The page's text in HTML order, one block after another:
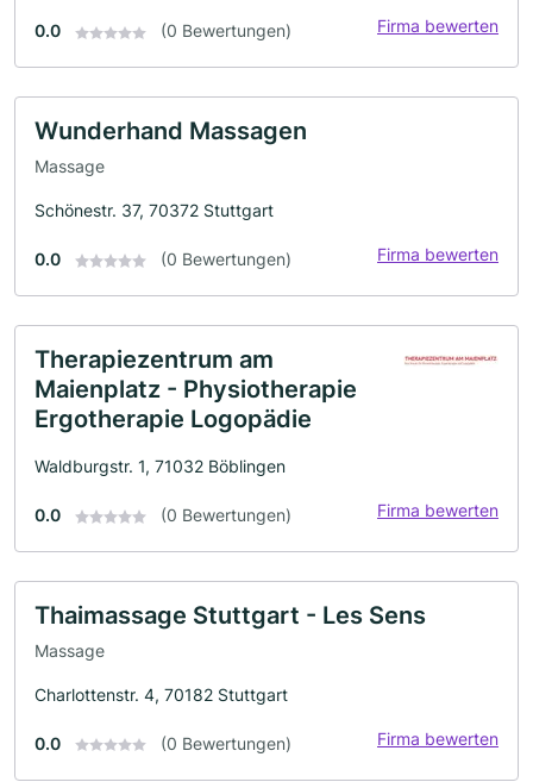
0.0 (0 Bewertungen) Firma bewerten
Wunderhand Massagen
Massage
Schönestr. 37, 70372 Stuttgart
0.0 (0 Bewertungen) Firma bewerten
Therapiezentrum am
Maienplatz - Physiotherapie
Ergotherapie Logopädie
Waldburgstr. 1, 71032 Böblingen
0.0 (0 Bewertungen) Firma bewerten
Thaimassage Stuttgart - Les Sens
Massage
Charlottenstr. 4, 70182 Stuttgart
0.0 (0 Bewertungen) Firma bewerten